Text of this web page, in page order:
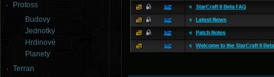
Protoss
Budovy
Jednotky
Hrdinové
Planety
Terran